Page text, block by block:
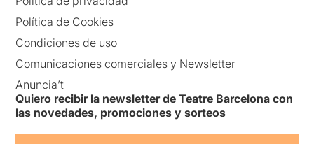
Política de Cookies
Condiciones de uso
Comunicaciones comerciales y Newsletter
Anuncia’t
Quiero recibir la newsletter de Teatre Barcelona con
las novedades, promociones y sorteos